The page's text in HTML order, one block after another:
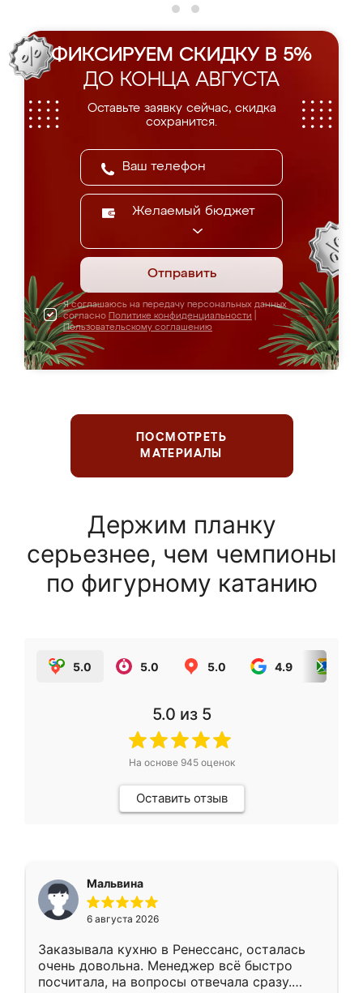
ФИКСИРУЕМ СКИДКУ В 5%
ДО КОНЦА АВГУСТА
Оставьте заявку сейчас, скидка
сохранится.
Желаемый бюджет
Отправить
Я соглашаюсь на передачу персональных данных
согласно Политике конфиденциальности
Пользовательскому соглашению
ПОСМОТРЕТЬ
МАТЕРИАЛЫ
Держим планку
серьезнее, чем чемпионы
по фигурному катанию
5.0 5.0 5.0 4.9
5.0 из 5
На основе 945оценок
Оставить отзыв
Мальвина
6 августа 2026
Заказывала кухню в Ренессанс, осталась
очень довольна. Менеджер всё быстро
посчитала, на вопросы отвечала сразу.